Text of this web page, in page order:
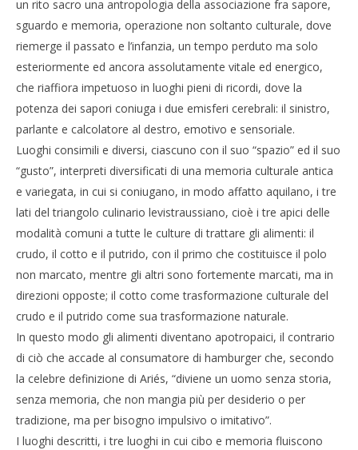
un rito sacro una antropologia della associazione fra sapore,
sguardo e memoria, operazione non soltanto culturale, dove
riemerge il passato e l’infanzia, un tempo perduto ma solo
esteriormente ed ancora assolutamente vitale ed energico,
che riaffiora impetuoso in luoghi pieni di ricordi, dove la
potenza dei sapori coniuga i due emisferi cerebrali: il sinistro,
parlante e calcolatore al destro, emotivo e sensoriale.
Luoghi consimili e diversi, ciascuno con il suo “spazio” ed il suo
“gusto”, interpreti diversificati di una memoria culturale antica
e variegata, in cui si coniugano, in modo affatto aquilano, i tre
lati del triangolo culinario levistraussiano, cioè i tre apici delle
modalità comuni a tutte le culture di trattare gli alimenti: il
crudo, il cotto e il putrido, con il primo che costituisce il polo
non marcato, mentre gli altri sono fortemente marcati, ma in
direzioni opposte; il cotto come trasformazione culturale del
crudo e il putrido come sua trasformazione naturale.
In questo modo gli alimenti diventano apotropaici, il contrario
di ciò che accade al consumatore di hamburger che, secondo
la celebre definizione di Ariés, “diviene un uomo senza storia,
senza memoria, che non mangia più per desiderio o per
tradizione, ma per bisogno impulsivo o imitativo”.
I luoghi descritti, i tre luoghi in cui cibo e memoria fluiscono